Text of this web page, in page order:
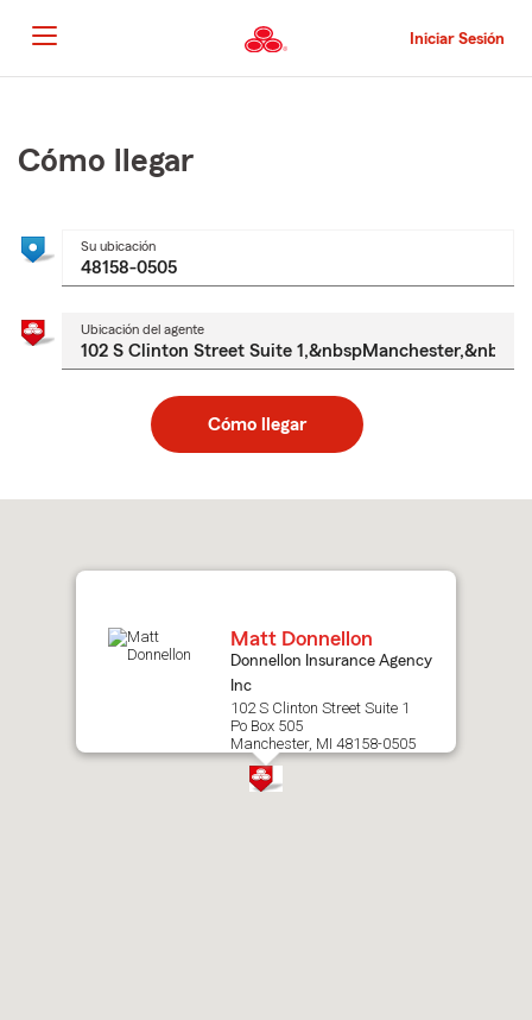
al
contenido
principal
Iniciar Sesión
principal
Cómo llegar
Su ubicación
Ubicación del agente
Cómo llegar
to
Matt Donnellon
Donnellon Insurance Agency
Inc
102 S Clinton Street Suite 1
Po Box 505
Manchester, MI 48158-0505